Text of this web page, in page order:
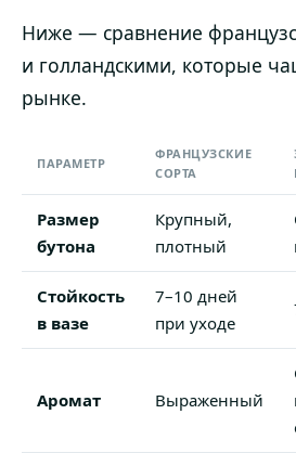
Ниже — сравнение
и голландскими, которые
рынке.
ПАРАМЕТР
ФРАНЦУЗСКИЕ
СОРТА
Размер
бутона
Крупный,
плотный
Стойкость
в вазе
7–10 дней
при уходе
Аромат Выраженный